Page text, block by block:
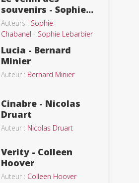
souvenirs - Sophie...
Auteurs : Sophie
Chabanel - Sophie Lebarbier
Lucia - Bernard
Minier
Auteur : Bernard Minier
Cinabre - Nicolas
Druart
Auteur : Nicolas Druart
Verity - Colleen
Hoover
Auteur : Colleen Hoover